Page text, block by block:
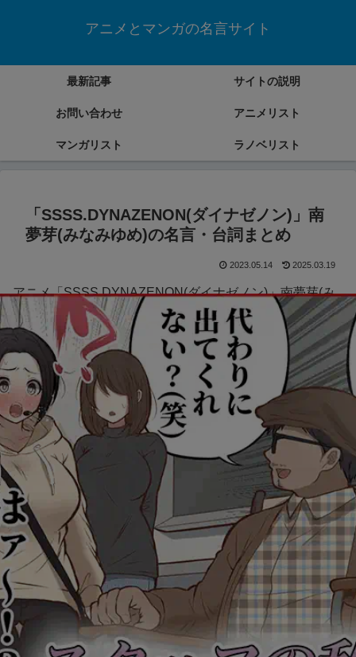
アニメとマンガの名言サイト
最新記事 サイトの説明
お問い合わせ アニメリスト
マンガリスト ラノベリスト
「SSSS.DYNAZENON(ダイナゼノン)」南
夢芽(みなみゆめ)の名言・台詞まとめ
2023.05.14 2025.03.19
アニメ「SSSS.DYNAZENON(ダイナゼノン)」南夢芽(み
なみゆめ)の名言・台詞をまとめていきます。